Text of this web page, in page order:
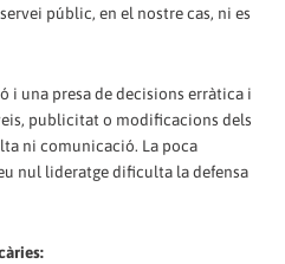
públic, en el nostre cas, ni es
i una presa de decisions erràtica i
publicitat o modificacions dels
ni comunicació. La poca
nul lideratge dificulta la defensa